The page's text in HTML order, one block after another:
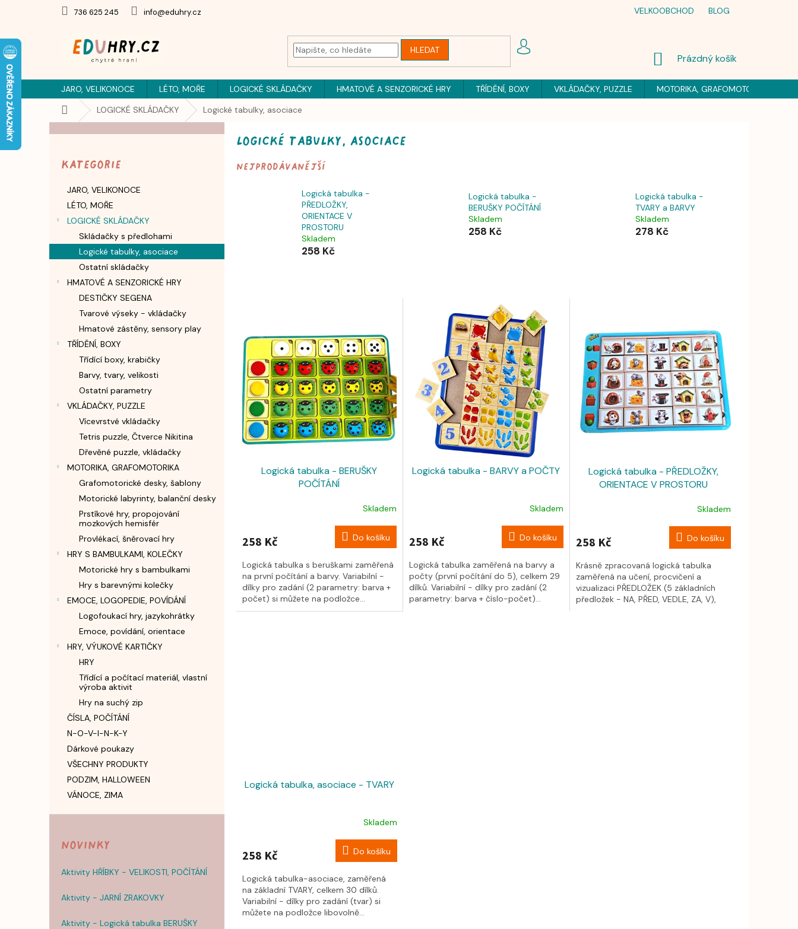
736 625 245 info@eduhry.cz VELKOOBCHOD BLOG
HLEDAT
NÁKUPNÍ
Prázdný košík
JARO, VELIKONOCE LÉTO, MOŘE LOGICKÉ SKLÁDAČKY HMATOVÉ A SENZORICKÉ HRY TŘÍDĚNÍ, BOXY VKLÁDAČKY, PUZZLE MOTORIKA, GRAFOMOTORIKA
Domů LOGICKÉ SKLÁDAČKY Logické tabulky, asociace
p
a
kategorie
Kategorie
JARO, VELIKONOCE
LÉTO, MOŘE
LOGICKÉ SKLÁDAČKY
Skládačky s předlohami
Logické tabulky, asociace
Ostatní skládačky
HMATOVÉ A SENZORICKÉ HRY
DESTIČKY SEGENA
Tvarové výseky - vkládačky
Hmatové zástěny, sensory play
TŘÍDĚNÍ, BOXY
Třídící boxy, krabičky
Barvy, tvary, velikosti
Ostatní parametry
VKLÁDAČKY, PUZZLE
Vícevrstvé vkládačky
Tetris puzzle, Čtverce Nikitina
Dřevěné puzzle, vkládačky
MOTORIKA, GRAFOMOTORIKA
Grafomotorické desky, šablony
Motorické labyrinty, balanční desky
Prstíkové hry, propojování
mozkových hemisfér
Provlékací, šněrovací hry
HRY S BAMBULKAMI, KOLEČKY
Motorické hry s bambulkami
Hry s barevnými kolečky
EMOCE, LOGOPEDIE, POVÍDÁNÍ
Logofoukací hry, jazykohrátky
Emoce, povídání, orientace
HRY, VÝUKOVÉ KARTIČKY
HRY
Třídící a počítací materiál, vlastní
výroba aktivit
Hry na suchý zip
ČÍSLA, POČÍTÁNÍ
N-O-V-I-N-K-Y
Dárkové poukazy
VŠECHNY PRODUKTY
PODZIM, HALLOWEEN
VÁNOCE, ZIMA
Novinky
Aktivity HŘÍBKY - VELIKOSTI, POČÍTÁNÍ
Aktivity - JARNÍ ZRAKOVKY
Aktivity - Logická tabulka BERUŠKY
Logické tabulky, asociace
Nejprodávanější
Logická tabulka -
PŘEDLOŽKY,
ORIENTACE V
PROSTORU
Skladem
258 Kč
Logická tabulka -
BERUŠKY POČÍTÁNÍ
Skladem
258 Kč
Logická tabulka -
TVARY a BARVY
Skladem
278 Kč
Logická tabulka - BERUŠKY
POČÍTÁNÍ
Skladem
258 Kč Do košíku
Logická tabulka s beruškami zaměřená
na první počítání a barvy. Variabilní -
dílky pro zadání (2 parametry: barva +
počet) si můžete na podložce...
Logická tabulka - BARVY a POČTY
Skladem
258 Kč Do košíku
Logická tabulka zaměřená na barvy a
počty (první počítání do 5), celkem 29
dílků. Variabilní - dílky pro zadání (2
parametry: barva + číslo-počet)...
Logická tabulka - PŘEDLOŽKY,
ORIENTACE V PROSTORU
Skladem
258 Kč Do košíku
Krásně zpracovaná logická tabulka
zaměřená na učení, procvičení a
vizualizaci PŘEDLOŽEK (5 základních
předložek - NA, PŘED, VEDLE, ZA, V),
Logická tabulka, asociace - TVARY
Skladem
258 Kč Do košíku
Logická tabulka-asociace, zaměřená
na základní TVARY, celkem 30 dílků.
Variabilní - dílky pro zadání (tvar) si
můžete na podložce libovolně...